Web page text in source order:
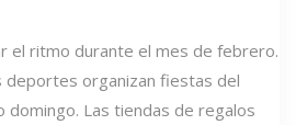
el ritmo durante el mes de febrero.
deportes organizan fiestas del
domingo. Las tiendas de regalos